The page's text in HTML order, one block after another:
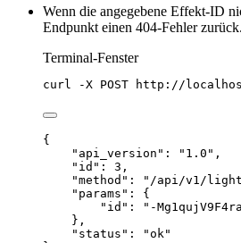
Wenn die angegebene Effekt-ID
Endpunkt einen 404-Fehler zurück.
Terminal-Fenster
curl -X POST http://
{
"api_version" : " 1.0 " ,
"id" : 3 ,
"method" : " /api/v1/
"params" : {
"id" : " -
},
"status" : "ok"